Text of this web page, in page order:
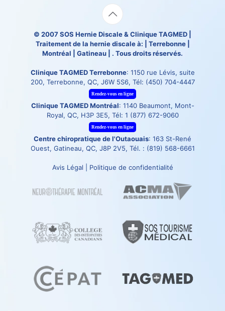
© 2007SOS Hernie Discale&Clinique TAGMED
Traitement de la hernie discale à: | Terrebonne |
Montréal | Gatineau | . Tous droits réservés.
Clinique TAGMED Terrebonne: 1150 rue Lévis, suite
200, Terrebonne, QC, J6W 5S6, Tél: (450) 704-4447
Rendez-vous en ligne
Clinique TAGMED Montréal: 1140 Beaumont, Mont-
Royal, QC, H3P 3E5, Tél: 1 (877) 672-9060
Rendez-vous en ligne
Centre chiropratique de l'Outaouais: 163 St-René
Ouest, Gatineau, QC, J8P 2V5, Tél. : (819) 568-6661
Avis Légal Politique de confidentialité